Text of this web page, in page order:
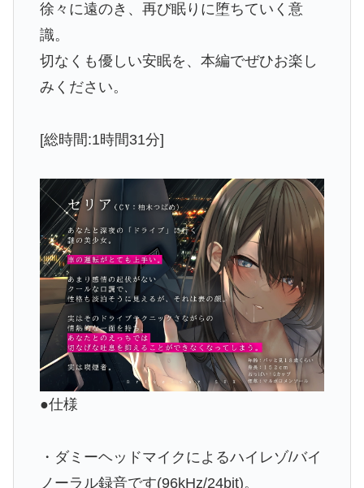
徐々に遠のき、再び眠りに堕ちていく意
識。
切なくも優しい安眠を、本編でぜひお楽し
みください。
[総時間:1時間31分]
●仕様
・ダミーヘッドマイクによるハイレゾ/バイ
ノーラル録音です(96kHz/24bit)。